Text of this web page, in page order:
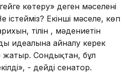
көтеру» деген мәселені
Екінші мәселе, көп
тілін , мәдениетін
идеалына айналу керек
жатыр. Сондықтан, бұл
- дейді сенатор.